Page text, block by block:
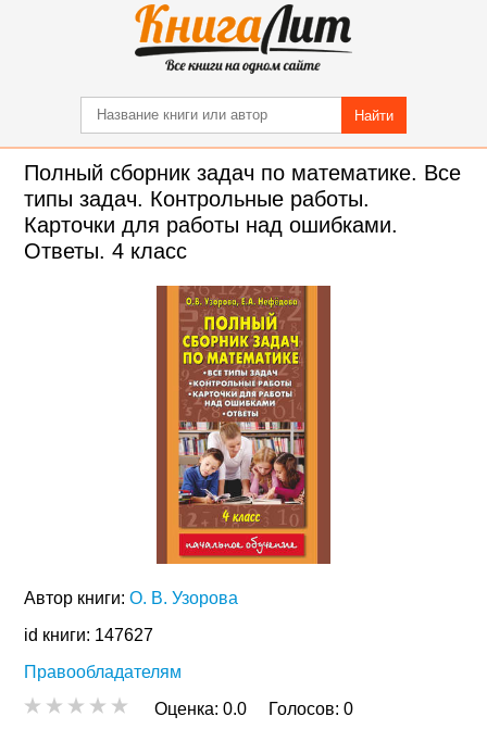
Найти
Полный сборник задач по математике. Все
типы задач. Контрольные работы.
Карточки для работы над ошибками.
Ответы. 4 класс
Автор книги:О. В. Узорова
id книги: 147627
Правообладателям
Оценка:0.0 Голосов:0